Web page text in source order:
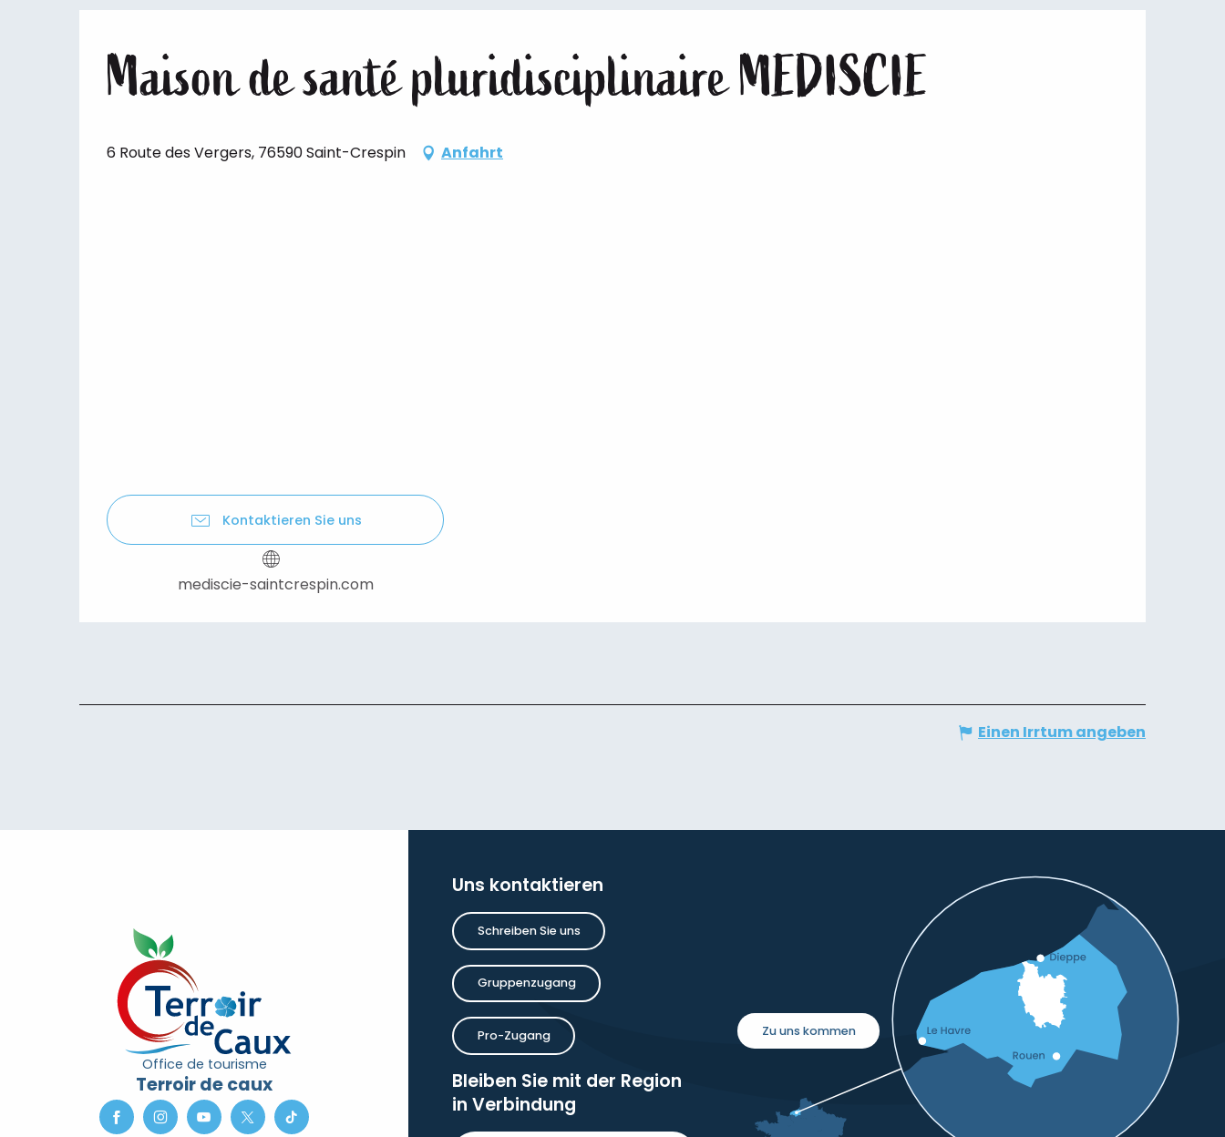
Maison de santé pluridisciplinaire MEDISCIE
6 Route des Vergers, 76590 Saint-Crespin Anfahrt
Kontaktieren Sie uns
mediscie-saintcrespin.com
Einen Irrtum angeben
Office de tourisme
Terroir de caux
Uns kontaktieren
Schreiben Sie uns
Gruppenzugang
Pro-Zugang
Bleiben Sie mit der Region
in Verbindung
Zu uns kommen